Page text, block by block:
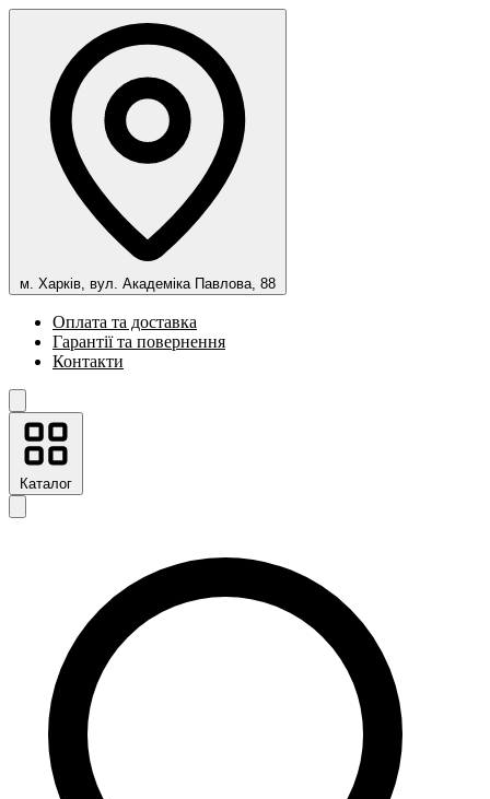
м. Харків, вул. Академіка Павлова, 88
Оплата та доставка
Гарантії та повернення
Контакти
Каталог